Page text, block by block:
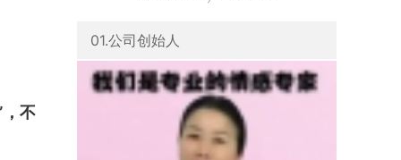
，不
01.公司创始人